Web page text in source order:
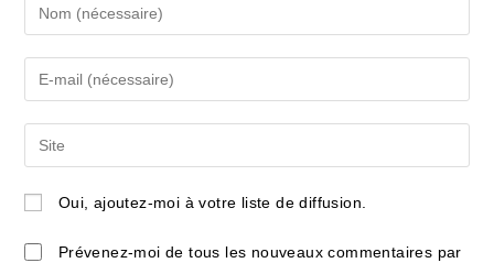
Enter
your
name
comment
Enter
your
email
address
comment
Saisir
l’URL
de
site
Oui, ajoutez-moi à votre liste de diffusion.
Prévenez-moi de tous les nouveaux commentaires par